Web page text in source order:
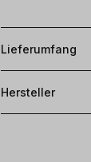
Lieferumfang
Hersteller